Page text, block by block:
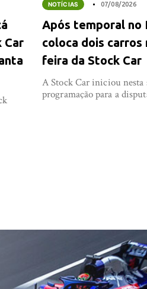
Car
NOTÍCIAS 07/08/2026
Após temporal no
coloca dois
feira da Stock Car
A Stock Car iniciou nesta
programação para a